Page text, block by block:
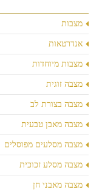
מצבות
אנדרטאות
מצבות מיוחדות
מצבה זוגית
מצבה בצורת לב
מצבה מאבן טבעית
מצבה מסלעים מפוסלים
מצבה מסלע זכוכית
מצבה מאבני חן